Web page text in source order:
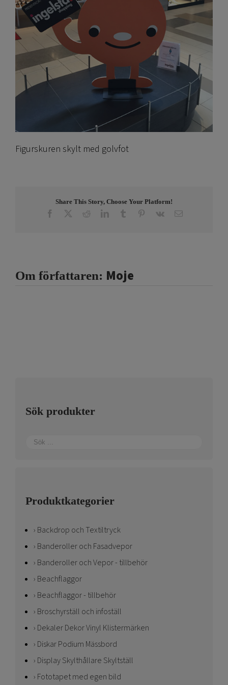
Figurskuren skylt med golvfot
Share This Story, Choose Your Platform!
Facebook RedditLinkedInTumblr Pinterest
Vk E-
Om författaren: Moje
Sök produkter
Produktkategorier
Backdrop och Textiltryck
Banderoller och Fasadvepor
Banderoller och Vepor - tillbehör
Beachflaggor
Beachflaggor - tillbehör
Broschyrställ och infoställ
Dekaler Dekor Vinyl Klistermärken
Diskar Podium Mässbord
Display Skylthållare Skyltställ
Fototapet med egen bild